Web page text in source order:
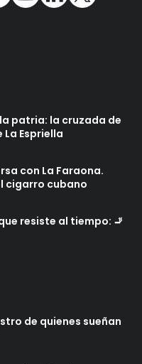
patria: la cruzada de
Espriella
con La Faraona.
cigarro cubano
resiste al tiempo: 🚬
de quienes sueñan